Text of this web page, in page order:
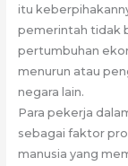
itu
pemerintah tidak
pertumbuhan
menurun atau
negara lain.
Para pekerja
sebagai faktor
manusia yang